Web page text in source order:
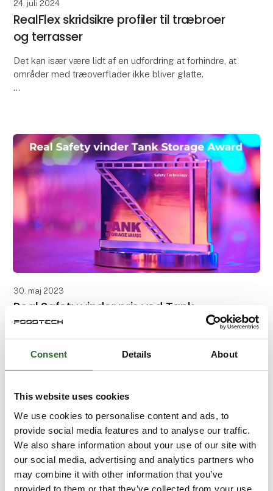
Consent Details About
This website uses cookies
We use cookies to personalise content and ads, to
provide social media features and to analyse our traffic.
We also share information about your use of our site with
our social media, advertising and analytics partners who
may combine it with other information that you’ve
provided to them or that they’ve collected from your use
24. juli 2024
RealFlex skridsikre profiler til træbroer
og terrasser
Det kan især være lidt af en udfordring at forhindre, at
områder med træoverflader ikke bliver glatte.
30. maj 2023
Real Safety vinder pris ved Tank
Storage Awards
Storage Awards i Rotterdam i marts,